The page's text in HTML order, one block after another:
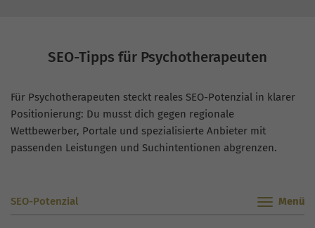
SEO-Tipps für Psychotherapeuten
Für Psychotherapeuten steckt reales SEO-Potenzial in klarer
Positionierung: Du musst dich gegen regionale
Wettbewerber, Portale und spezialisierte Anbieter mit
passenden Leistungen und Suchintentionen abgrenzen.
SEO-Potenzial